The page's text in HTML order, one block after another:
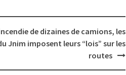
de dizaines de camions, les
Jnim imposent leurs “lois” sur les
routes